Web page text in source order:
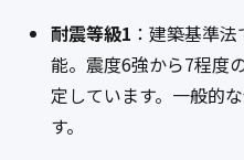
耐震等級1 ：建築基準
能。震度6強から7程度
定しています。一般的
す。